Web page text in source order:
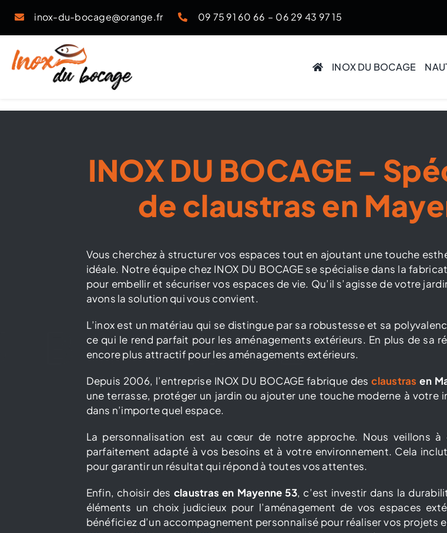
contenu
inox-du-bocage@orange.fr 09 75 91 60 66 – 06 29 43 97 15
INOX DU BOCAGE
INOX DU BOCAGE –
de claustras en
Vous cherchez à structurer vos espaces tout en ajoutant une touche
idéale. Notre équipe chez INOX DU BOCAGE se spécialise dans la
pour embellir et sécuriser vos espaces de vie. Qu’il s’agisse de votre
avons la solution qui vous convient.
L’inox est un matériau qui se distingue par sa robustesse et sa
ce qui le rend parfait pour les aménagements extérieurs. En plus de sa
encore plus attractif pour les aménagements extérieurs.
Depuis 2006, l’entreprise INOX DU BOCAGE fabrique desclaustras en
une terrasse, protéger un jardin ou ajouter une touche moderne à votre
dans n’importe quel espace.
La personnalisation est au cœur de notre approche. Nous veillons
parfaitement adapté à vos besoins et à votre environnement. Cela
pour garantir un résultat qui répond à toutes vos attentes.
Enfin, choisir des claustras en Mayenne 53, c’est investir dans la
éléments un choix judicieux pour l’aménagement de vos espaces
bénéficiez d’un accompagnement personnalisé pour réaliser vos